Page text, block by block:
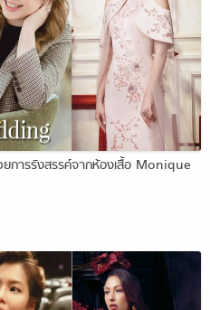
การรังสรรค์จากห้องเสื้อ Monique